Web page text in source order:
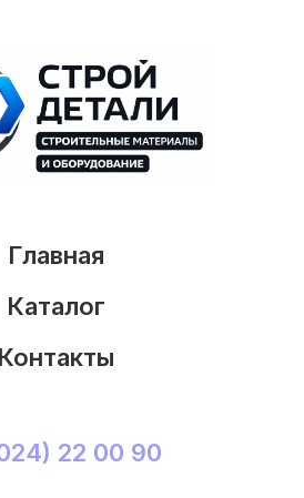
Главная
Каталог
Контакты
22 00 90